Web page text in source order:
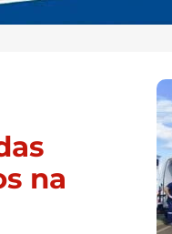
na